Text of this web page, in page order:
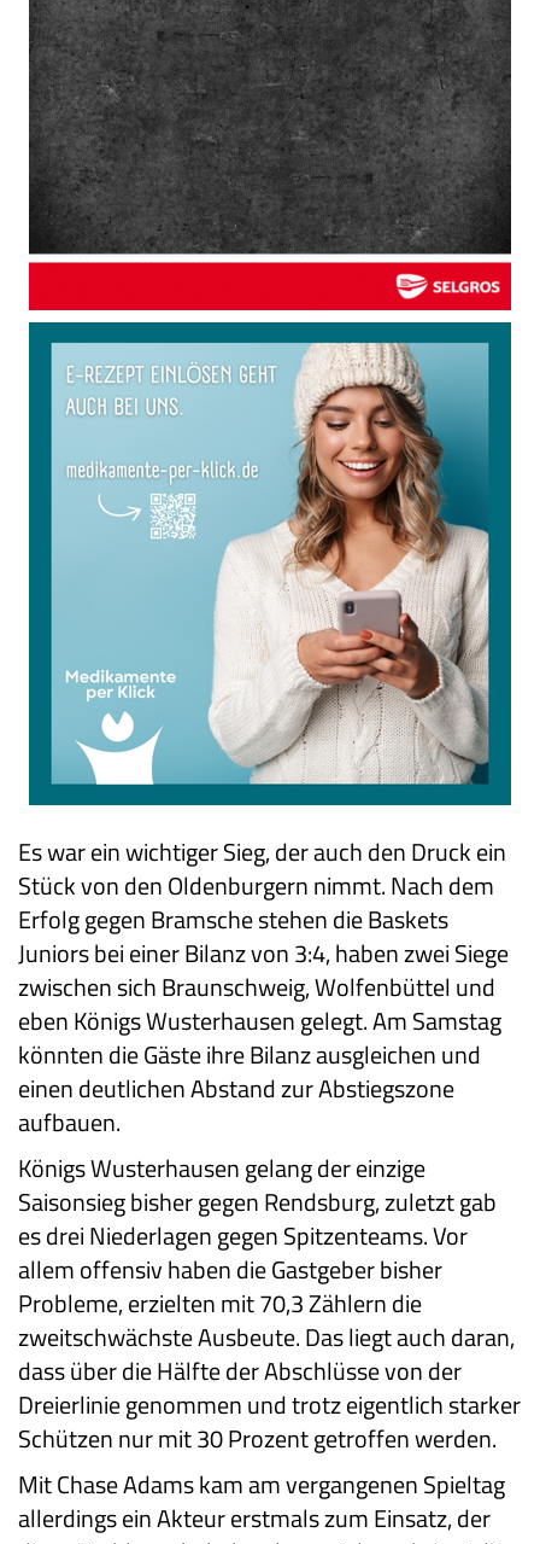
Es war ein wichtiger Sieg, der auch den Druck ein
Stück von den Oldenburgern nimmt. Nach dem
Erfolg gegen Bramsche stehen die Baskets
Juniors bei einer Bilanz von 3:4, haben zwei Siege
zwischen sich Braunschweig, Wolfenbüttel und
eben Königs Wusterhausen gelegt. Am Samstag
könnten die Gäste ihre Bilanz ausgleichen und
einen deutlichen Abstand zur Abstiegszone
aufbauen.
Königs Wusterhausen gelang der einzige
Saisonsieg bisher gegen Rendsburg, zuletzt gab
es drei Niederlagen gegen Spitzenteams. Vor
allem offensiv haben die Gastgeber bisher
Probleme, erzielten mit 70,3 Zählern die
zweitschwächste Ausbeute. Das liegt auch daran,
dass über die Hälfte der Abschlüsse von der
Dreierlinie genommen und trotz eigentlich starker
Schützen nur mit 30 Prozent getroffen werden.
Mit Chase Adams kam am vergangenen Spieltag
allerdings ein Akteur erstmals zum Einsatz, der